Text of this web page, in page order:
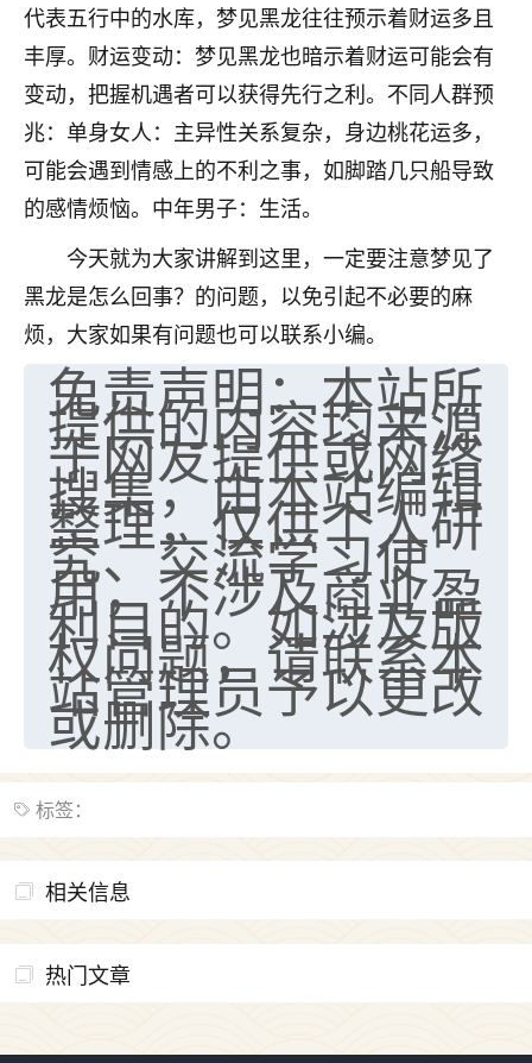
代表五行中的水库，梦见黑龙往往预示着财运多且
丰厚。财运变动：梦见黑龙也暗示着财运可能会有
变动，把握机遇者可以获得先行之利。不同人群预
兆：单身女人：主异性关系复杂，身边桃花运多，
可能会遇到情感上的不利之事，如脚踏几只船导致
的感情烦恼。中年男子：生活。
今天就为大家讲解到这里，一定要注意梦见了
黑龙是怎么回事？的问题，以免引起不必要的麻
烦，大家如果有问题也可以联系小编。
免责声明：本站所
提供的内容均来源
于网友提供或网络
搜集，由本站编辑
整理，仅供个人研
究、交流学习使
用，不涉及商业盈
利目的。如涉及版
权问题，请联系本
站管理员予以更改
或删除。
标签：
相关信息
热门文章
七零老顽童：我母亲前年离世，刚开始我经常
做梦梦见她，后来也是朋友介绍，找到慧来老
师，安排了超度法事，做梦再也没有梦到过
了，一开始是半信半疑的，图个心安，给亡母
超度，现在看来，人不信也不行。
2天前 来自云南
优秀的张同学
老师收徒吗？？我对这些很感兴趣
2天前 来自山西 15